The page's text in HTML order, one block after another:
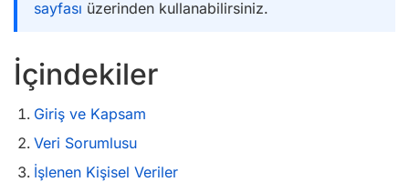
sayfası üzerinden kullanabilirsiniz.
İçindekiler
Giriş ve Kapsam
Veri Sorumlusu
İşlenen Kişisel Veriler